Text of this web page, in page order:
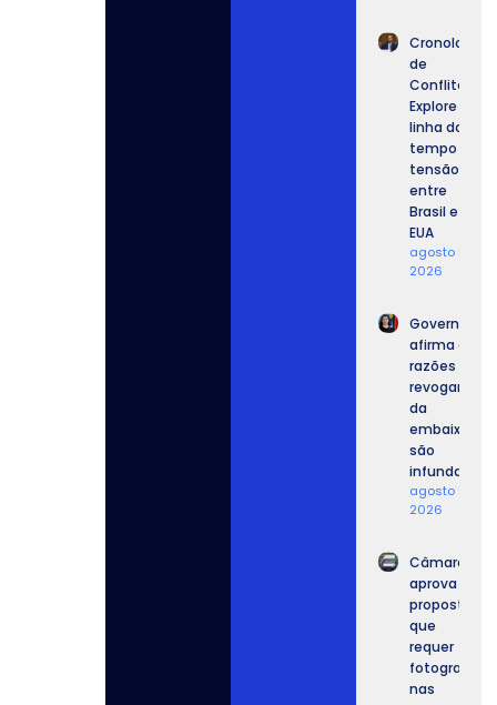
Cronologia
de
Conflitos:
Explore a
linha do
tempo da
tensão
entre
Brasil e
EUA
agosto 5,
2026
Governo
afirma que
razões para
revogar
da
são
infundadas.
agosto 5,
2026
Câmara
aprova
proposta
que
requer
fotografia
nas